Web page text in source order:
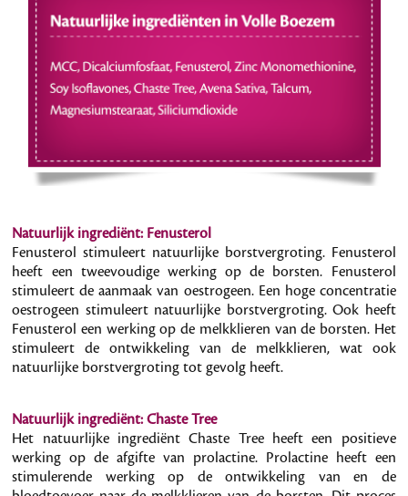
Natuurlijk ingrediënt: Fenusterol
Fenusterol stimuleert natuurlijke borstvergroting. Fenusterol
heeft een tweevoudige werking op de borsten. Fenusterol
stimuleert de aanmaak van oestrogeen. Een hoge concentratie
oestrogeen stimuleert natuurlijke borstvergroting. Ook heeft
Fenusterol een werking op de melkklieren van de borsten. Het
stimuleert de ontwikkeling van de melkklieren, wat ook
natuurlijke borstvergroting tot gevolg heeft.
Natuurlijk ingrediënt: Chaste Tree
Het natuurlijke ingrediënt Chaste Tree heeft een positieve
werking op de afgifte van prolactine. Prolactine heeft een
stimulerende werking op de ontwikkeling van en de